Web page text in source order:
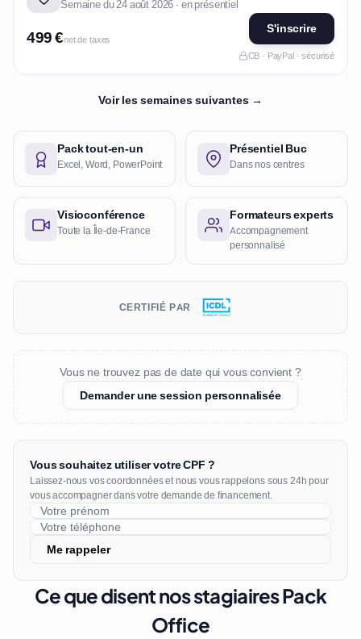
Semaine du 24 août 2026 · en présentiel
499 €net de taxes
S'inscrire
CB · PayPal · sécurisé
Voir les semaines suivantes →
Pack tout-en-un
Excel, Word, PowerPoint
Présentiel Buc
Dans nos centres
Visioconférence
Toute la Île-de-France
Formateurs experts
Accompagnement
personnalisé
CERTIFIÉ PAR
Vous ne trouvez pas de date qui vous convient ?
Demander une session personnalisée
Vous souhaitez utiliser votre CPF ?
Laissez-nous vos coordonnées et nous vous rappelons sous 24h pour
vous accompagner dans votre demande de financement.
Me rappeler
Ce que disent nos stagiaires Pack
Office